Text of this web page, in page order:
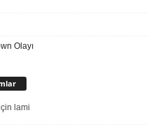
Olayı
lami